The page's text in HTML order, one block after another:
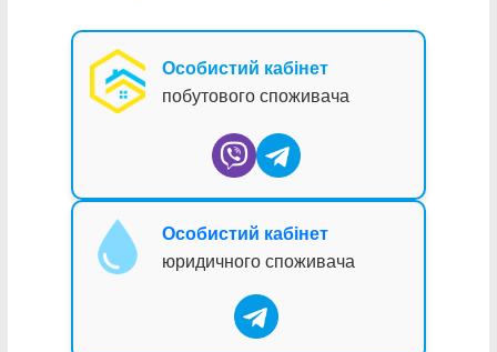
Особистий кабінет
побутового споживача
Особистий кабінет
юридичного споживача